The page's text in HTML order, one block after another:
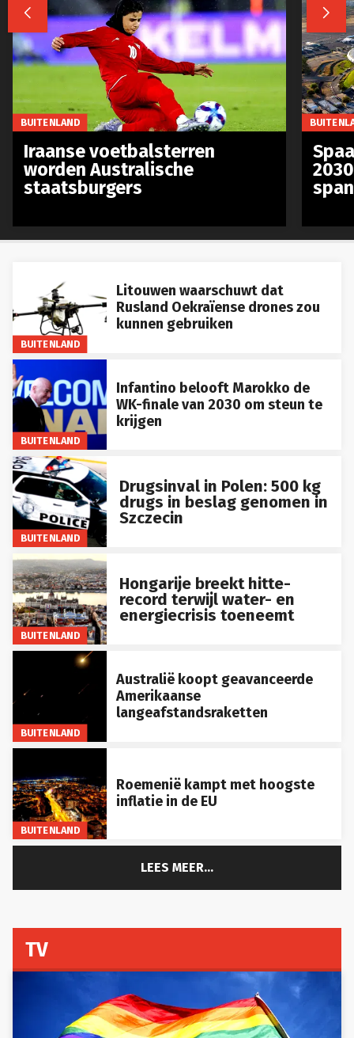
BUITENLAND
Litouwen waarschuwt dat
Rusland Oekraïense drones zou
kunnen gebruiken
BUITENLAND
Infantino belooft Marokko de
WK-finale van 2030 om steun te
krijgen
BUITENLAND
Drugsinval in Polen: 500 kg
drugs in beslag genomen in
Szczecin
BUITENLAND
Hongarije breekt hitte-
record terwijl water- en
energiecrisis toeneemt
BUITENLAND
Australië koopt geavanceerde
Amerikaanse
langeafstandsraketten
BUITENLAND
Roemenië kampt met hoogste
inflatie in de EU
 
BUITENLAND
Iraanse voetbalsterren
worden Australische
staatsburgers
LEES MEER...
TV